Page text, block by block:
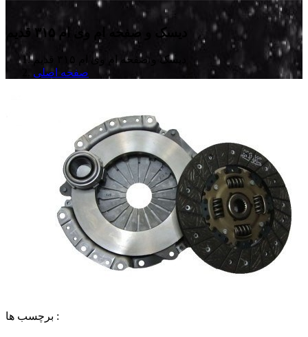
دیسک و صفحه ام وی ام ۳۱۵ قدیم
دیسک و صفحه ام وی ام ۳۱۵ قدیم
صفحه اصلی
برچسب ها :